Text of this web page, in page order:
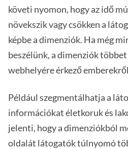
követi nyomon, hogy az idő
növekszik vagy csökken a
képbe a dimenziók. Ha még
beszélünk, a dimenziók
webhelyére érkező
Például szegmentálhatja a
információkat életkoruk és
jelenti, hogy a dimenziókból
oldalát látogatók túlnyomó